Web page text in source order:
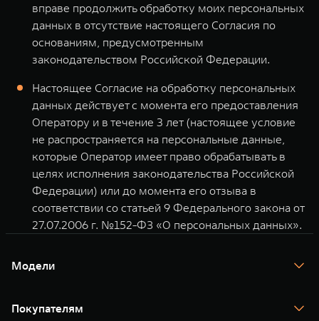
вправе продолжить обработку моих персональных
данных в отсутствие настоящего Согласия по
основаниям, предусмотренным
законодательством Российской Федерации.
Настоящее Согласие на обработку персональных
данных действует с момента его предоставления
Оператору и в течение 3 лет (настоящее условие
не распространяется на персональные данные,
которые Оператор имеет право обрабатывать в
целях исполнения законодательства Российской
Федерации) или до момента его отзыва в
соответствии со статьей 9 Федерального закона от
27.07.2006 г. №152-ФЗ «О персональных данных».
Модели
TANK 400
TANK 500
Покупателям